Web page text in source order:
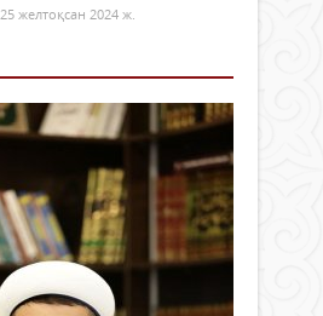
25 желтоқсан 2024 ж.